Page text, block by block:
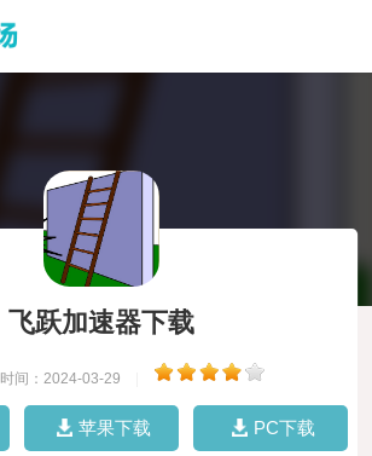
飞跃加速器下载
时间：2024-03-29
苹果下载 PC下载